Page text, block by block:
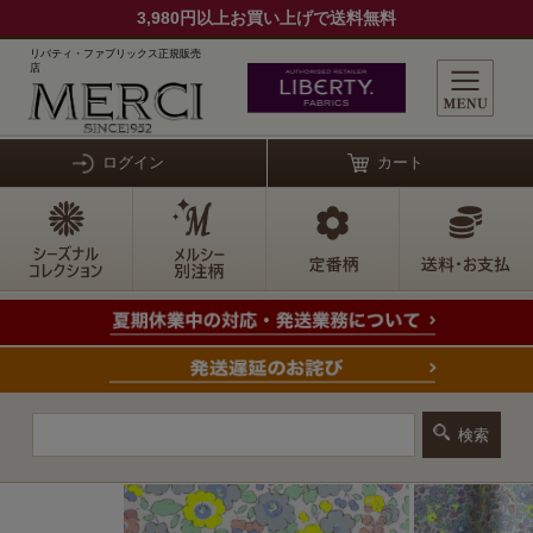
3,980円以上お買い上げで送料無料
リバティ・ファブリックス正規販売
店
ログイン カート